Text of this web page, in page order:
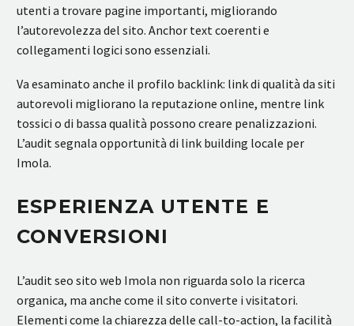
utenti a trovare pagine importanti, migliorando
l’autorevolezza del sito. Anchor text coerenti e
collegamenti logici sono essenziali.
Va esaminato anche il profilo backlink: link di qualità da siti
autorevoli migliorano la reputazione online, mentre link
tossici o di bassa qualità possono creare penalizzazioni.
L’audit segnala opportunità di link building locale per
Imola.
ESPERIENZA UTENTE E
CONVERSIONI
L’audit seo sito web Imola non riguarda solo la ricerca
organica, ma anche come il sito converte i visitatori.
Elementi come la chiarezza delle call-to-action, la facilità